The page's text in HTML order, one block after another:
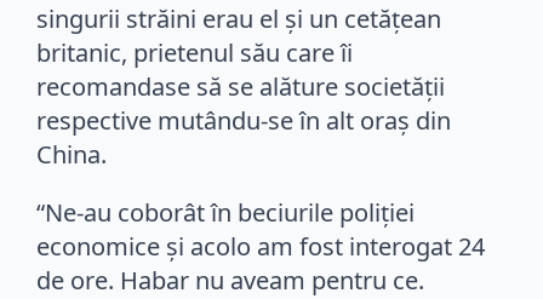
singurii străini erau el şi un cetăţean
britanic, prietenul său care îi
recomandase să se alăture societăţii
respective mutându-se în alt oraş din
China.
“Ne-au coborât în beciurile poliţiei
economice şi acolo am fost interogat 24
de ore. Habar nu aveam pentru ce.